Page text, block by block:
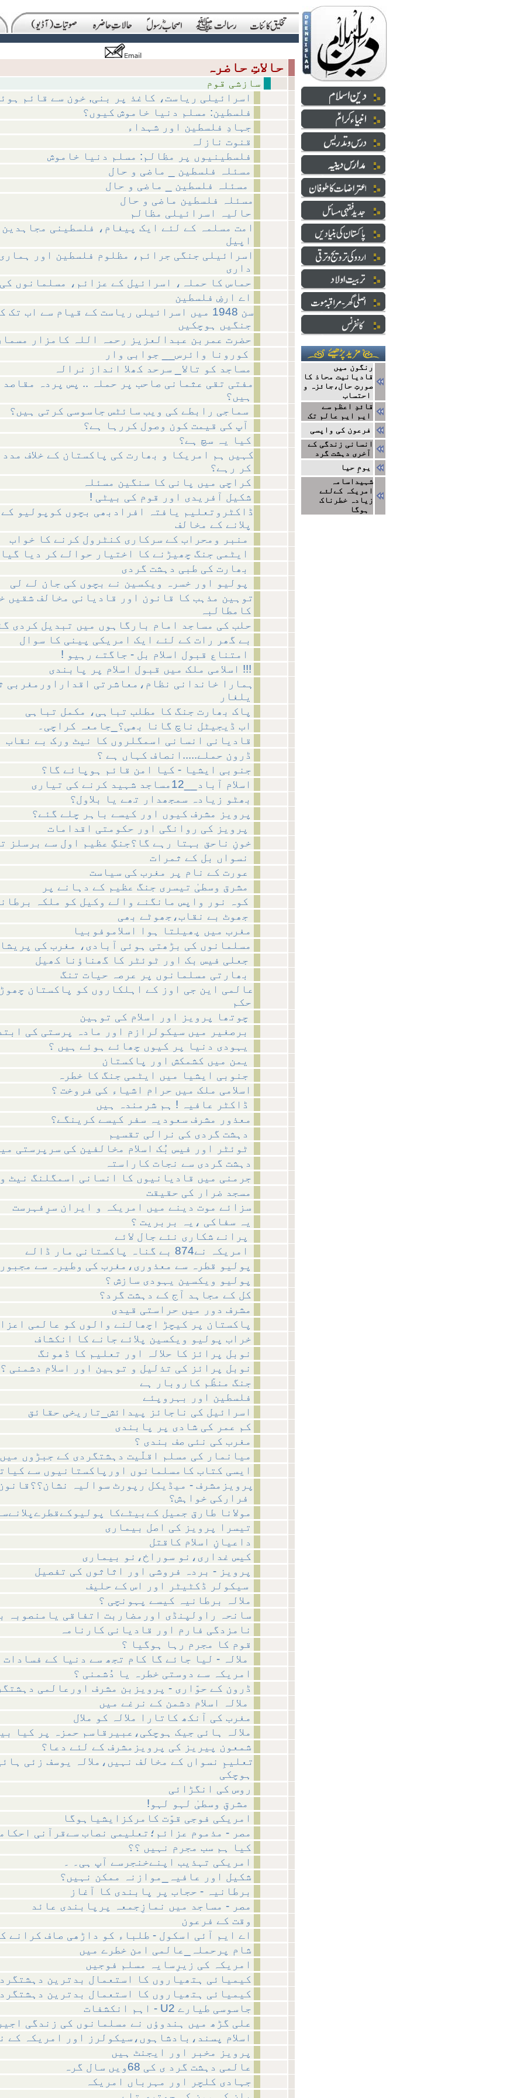
حالاتِ حاضرہ
اسرائیلی ریاست، کاغذ پر بنی, خون سے قائم
فلسطین: مسلم دنیا خاموش کیوں؟
جہادِ فلسطین اور شہداء
قنوت نازلہ
فلسطینیوں پر مظالم: مسلم دنیا خاموش
مسئلہ فلسطین _ ماضی و حال
مسئلہ فلسطین ماضی و حال
حالیہ اسرائیلی مظالم
امت مسلمہ کے لئے ایک پیغام، فلسطینی
اپیل
اسرائیلی جنگی جرائم، مظلوم فلسطین اور
داری
حماس کا حملہ، اسرائیل کے عزائم، مسلمانوں
اے ارضِ فلسطین
سن 1948 میں اسرائیلی ریاست کے قیام سے اب تک
جنگیں ہوچکیں
حضرت عمربن عبدالعزیز رحمہ اللہ کامزار
مساجد کو تالا_ سرحد کھلا انداز نرالہ
مفتی تقی عثمانی صاحب پر حملہ .. پس پردہ مقاصد
ہیں؟
کیا یہ سچ ہے؟
کہیں ہم امریکا و بھارت کی پاکستان کے خلاف
کر رہے؟
کراچی میں پانی کا سنگین مسئلہ
! شکیل آفریدی اور قوم کی بیٹی
ڈاکٹروتعلیم یافتہ افرادبھی بچوں کوپولیو
پلانے کے مخالف
توہین مذہب کا قانون اور قادیانی مخالف شقیں
کامطالبہ
حلب کی مساجد امام بارگاہوں میں تبدیل کردی
بے گھر رات کے لئے ایک امریکی پینی کا سوال
اسلامی ملک میں قبول اسلام پر پابندی !!!
ہمارا خاندانی نظام،معاشرتی اقداراورمغربی
یلغار
پاک بھارت جنگ کا مطلب تباہی، مکمل تباہی
اب ڈیجیٹل ناچ گانا بھی؟_جامعہ کراچی۔
قادیانی انسانی اسمگلروں کا نیٹ ورک بے نقاب
ڈرون حملے.....انصاف کہاں ہے ؟
جنوبی ایشیا - کیا امن قائم ہوپائے گا؟
اسلام آباد__12مساجد شہید کرنے کی تیاری
بھٹو زیادہ سمجھدار تھے یا بلاول؟
پرویز مشرف کیوں اور کیسے باہر چلے گئے؟
خونِ ناحق بہتا رہے گا؟جنگِ عظیم اول سے برسلز
مغرب میں پھیلتا ہوا اسلاموفوبیا
مسلمانوں کی بڑھتی ہوئی آبادی، مغرب کی
عالمی این جی اوز کے اہلکاروں کو پاکستان
حکم
اسلامی ملک میں حرام اشیاء کی فروخت ؟
معذور مشرف سعودیہ سفر کیسے کرینگے؟
دہشت گردی سے نجات کاراستہ
جرمنی میں قادیانیوں کا انسانی اسمگلنگ نیٹ
مسجد ضرار کی حقیقت
سزائے موت دینے میں امریکہ و ایران سرِفہرست
یہ سفاکی ،یہ بربریت ؟
پولیو قطرہ سے معذوری،مغرب کی وطیرہ سے
پولیو ویکسین یہودی سازش ؟
کل کے مجاہد آج کے دہشت گرد؟
مشرف دور میں حراستی قیدی
پاکستان پر کیچڑ اچھالنے والوں کو عالمی
خراب پولیو ویکسین پلائے جانے کا انکشاف
نوبل پرائز کا حلالہ اور تعلیم کا ڈھونگ
نوبل پرائز کی تذلیل و توہین اور اسلام دشمنی ؟
جنگ منظّم کاروبار ہے
فلسطین اور بہروپئے
اسرائیل کی ناجائز پیدائش_تاریخی حقائق
کم عمر کی شادی پر پابندی
مغرب کی نئی صف بندی ؟
میانمار کی مسلم اقلّیت دہشتگردی کے جبڑوں
ایسی کتاب کامسلمانوں اورپاکستانیوں سے
پرویزمشرف - میڈیکل رپورٹ سوالیہ
مولانا طارق جمیل کےبیٹےکا
تیسرا پرویز کی اصل بیماری
داعیانِ اسلام کاقتل
کیس غداری،نو سوراخ،نو بیماری
پرویز - بردہ فروشی اور اثاثوں کی تفصیل
ملالہ برطانیہ کیسے پہونچی ؟
سانحہ راولپنڈی اورمضاربت اتفاقی یامنصوبہ
نامزدگی فارم اور قادیانی کارنامہ
قوم کا مجرم رہا ہوگیا ؟
امریکہ سے دوستی خطرہ یا دُشمنی ؟
ڈرون کے حوّاری - پرویزبن مشرف اورعالمی
مغرب کی آنکھ کاتارا ملالہ کو ملال
ملالہ ہائی جیک ہوچکی،عبیرقاسم حمزہ پر کیا
شمعون پیریز کی پرویزمشرف کے لئے دعا؟
تعلیمِ نسواں کے مخالف نہیں،ملالہ یوسف زئی
ہوچکی
روس کی انگڑائی
امریکی فوجی قوّت کامرکزایشیاہوگا
مصر - مذموم عزائم؛تعلیمی نصاب سےقرآنی
کیا ہم سب مجرم نہیں ؟؟
امریکی تہذیب اپنےخنجرسے آپ ہی۔ ۔
شکیل اور عافیہ_موازنہ ممکن نہیں؟
برطانیہ - حجاب پر پابندی کا آغاز
مصر - مساجد میں نمازِجمعہ پرپابندی عائد
وقت کے فرعون
اے ایم آئی اسکول - طلباء کو داڑھی صاف کرانے
شام پرحملہ_عالمی امن خطرے میں
امریکہ کی زیرِسایہ مسلم فوجیں
کیمیائی ہتھیاروں کا استعمال بدترین
کیمیائی ہتھیاروں کا استعمال بدترین
اہم انکشفات - U2 جاسوسی طیارے
علی گڑھ میں ہندوؤں نے مسلمانوں کی زندگی
اسلام پسند،بادشاہوں،سیکولرز اور امریکہ کے
پرویز مخبر اور ایجنٹ ہیں
عالمی دہشت گرد ی کی 68ویں سال گرہ
جہادی کلچر اور مہرباں امریکہ
رنگون میں
قادیانیت محاذ کا
صورتِ حال،جائزہ و
احتساب
قائدِ اعظم سے
ایم ایم عالم تک
فرعون کی واپسی
انسانی زندگی کے
آخری دہشت گرد
یومِ حیا
شہیداسامہ
امریکہ کےلئے
زیادہ خطرناک